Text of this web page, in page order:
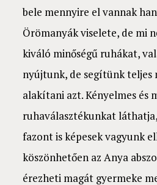
bele mennyire el vannak
Örömanyák viselete, de mi
kiváló minőségű ruhákat,
nyújtunk, de segítünk teljes
alakítani azt. Kényelmes és
ruhaválasztékunkat
fazont is képesek vagyunk
köszönhetően az Anya
érezheti magát gyermeke